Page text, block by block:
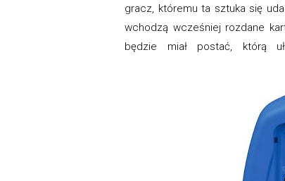
gracz, któremu ta sztuka się
wchodzą wcześniej rozdane
będzie miał postać, którą